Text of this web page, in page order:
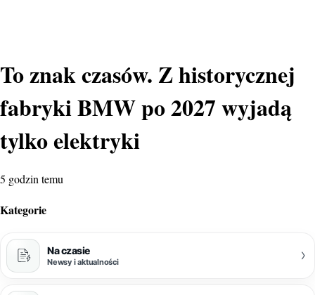
To znak czasów. Z historycznej
fabryki BMW po 2027 wyjadą
tylko elektryki
5 godzin temu
Kategorie
Na czasie
Newsy i aktualności ›